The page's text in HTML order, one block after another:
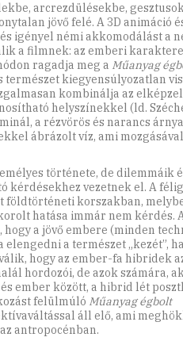
arcrezdülésekbe,
jövő felé. A 3D animáció
igényel némi akkomodálást a
a filmnek: az emberi
ragadja meg a Műanyag
kiegyensúlyozatlan
kombinálja az
helyszínekkel (ld.
a rézvörös és narancs
ábrázolt víz, ami
története, de dilemmáik
kérdésekhez vezetnek el. A
földtörténeti korszakban,
hatása immár nem kérdés.
a jövő embere (minden
a természet „kezét”,
hogy az ember-fa hibridek
hordozói, de azok számára,
ember között, a hibrid lét
felülmúló Műanyag égbolt
áll elő, ami
antropocénban.